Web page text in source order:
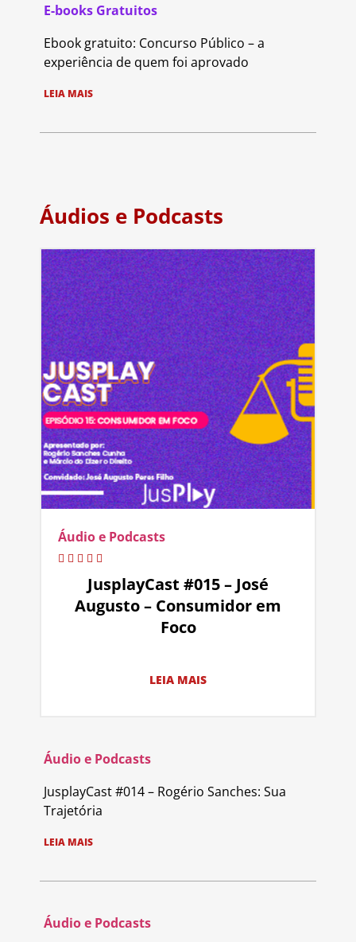
E-books Gratuitos
Ebook gratuito: Concurso Público – a
experiência de quem foi aprovado
LEIA MAIS
Áudios e Podcasts
Áudio e Podcasts
JusplayCast #015 – José
Augusto – Consumidor em
Foco
LEIA MAIS
Áudio e Podcasts
JusplayCast #014 – Rogério Sanches: Sua
Trajetória
LEIA MAIS
Áudio e Podcasts